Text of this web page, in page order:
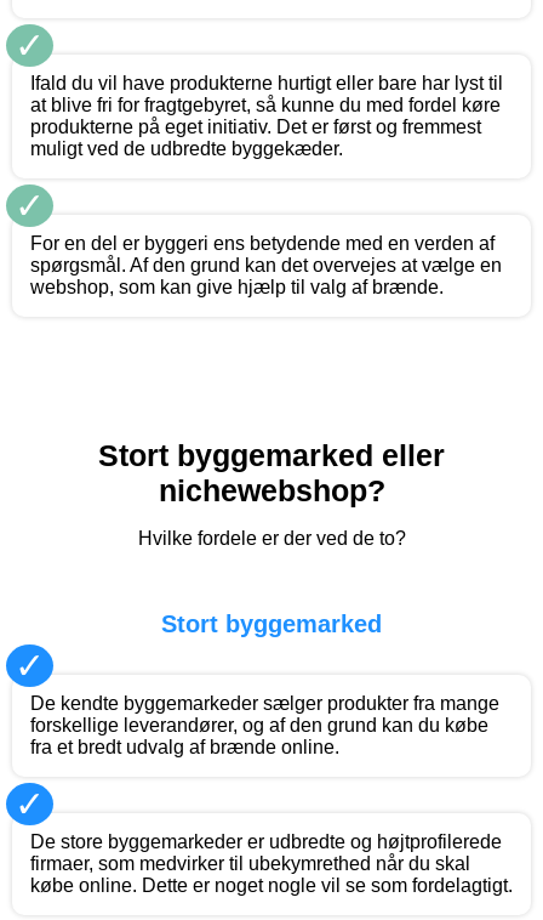
✓
Ifald du vil have produkterne hurtigt eller bare har lyst til
at blive fri for fragtgebyret, så kunne du med fordel køre
produkterne på eget initiativ. Det er først og fremmest
muligt ved de udbredte byggekæder.
✓
For en del er byggeri ens betydende med en verden af
spørgsmål. Af den grund kan det overvejes at vælge en
webshop, som kan give hjælp til valg af brænde.
Stort byggemarked eller
nichewebshop?
Hvilke fordele er der ved de to?
Stort byggemarked
✓
De kendte byggemarkeder sælger produkter fra mange
forskellige leverandører, og af den grund kan du købe
fra et bredt udvalg af brænde online.
✓
De store byggemarkeder er udbredte og højtprofilerede
firmaer, som medvirker til ubekymrethed når du skal
købe online. Dette er noget nogle vil se som fordelagtigt.